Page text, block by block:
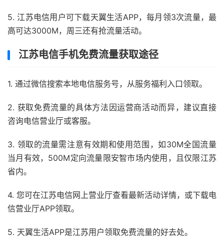
5. 江苏电信用户可下载天翼生活APP，每月领3次流量，最
高可达3000M，周三还有抢流量活动。
江苏电信手机免费流量获取途径
1. 通过微信搜索本地电信服务号，从服务福利入口领取。
2. 获取免费流量的具体方法因运营商活动而异，建议直接
咨询电信营业厅或客服。
3. 领取的流量需注意有效期和使用范围，如30M全国流量
当月有效，500M定向流量限安智市场内使用，且仅限江苏
省内。
4. 您可在江苏电信网上营业厅查看最新活动详情，或下载电
信营业厅APP领取。
5. 天翼生活APP是江苏用户领取免费流量的好去处。